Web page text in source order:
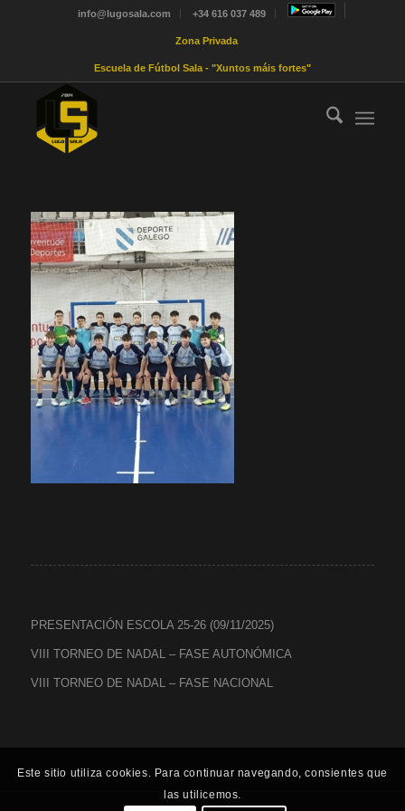
info@lugosala.com +34 616 037 489
Zona Privada
Escuela de Fútbol Sala - "Xuntos máis fortes"
PRESENTACIÓN ESCOLA 25-26 (09/11/2025)
VIII TORNEO DE NADAL – FASE AUTONÓMICA
VIII TORNEO DE NADAL – FASE NACIONAL
Este sitio utiliza cookies. Para continuar navegando, consientes que
las utilicemos.